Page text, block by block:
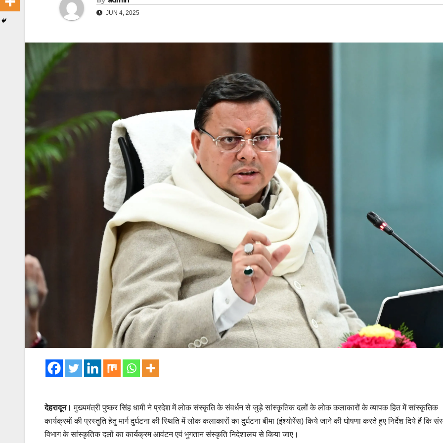
JUN 4, 2025
देहरादून। मुख्यमंत्री पुष्कर सिंह धामी ने प्रदेश में लोक संस्कृति के संवर्धन से जुड़े सांस्कृतिक दलों के लोक कलाकारों के व्यापक हित में सांस्कृतिक
कार्यक्रमों की प्रस्तुति हेतु मार्ग दुर्घटना की स्थिति में लोक कलाकारों का दुर्घटना बीमा (इंश्योरेंस) किये जाने की घोषणा करते हुए निर्देश दिये हैं कि
विभाग के सांस्कृतिक दलों का कार्यक्रम आवंटन एवं भुगतान संस्कृति निदेशालय से किया जाए।